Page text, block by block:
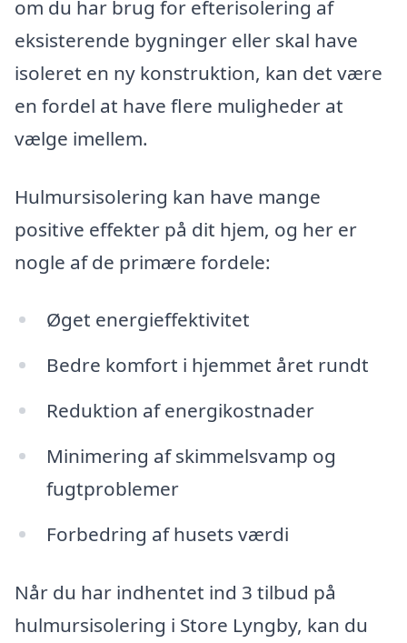
om du har brug for efterisolering af
eksisterende bygninger eller skal have
isoleret en ny konstruktion, kan det være
en fordel at have flere muligheder at
vælge imellem.
Hulmursisolering kan have mange
positive effekter på dit hjem, og her er
nogle af de primære fordele:
Øget energieffektivitet
Bedre komfort i hjemmet året rundt
Reduktion af energikostnader
Minimering af skimmelsvamp og
fugtproblemer
Forbedring af husets værdi
Når du har indhentet ind 3 tilbud på
hulmursisolering i Store Lyngby, kan du